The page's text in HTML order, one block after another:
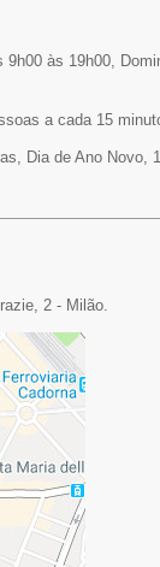
9h00 às 19h00,
a cada 15
Dia de Ano Novo,
2 - Milão.